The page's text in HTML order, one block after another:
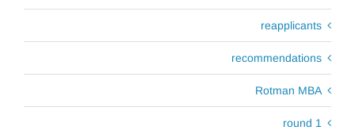
reapplicants
recommendations
Rotman MBA
round 1